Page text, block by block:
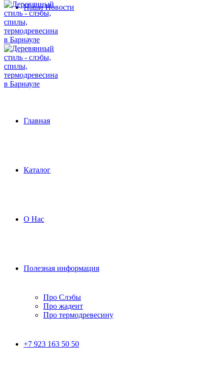
Наши Новости
Главная
Каталог
О Нас
Полезная информация
Про Слэбы
Про жадеит
Про термодревесину
+7 923 163 50 50